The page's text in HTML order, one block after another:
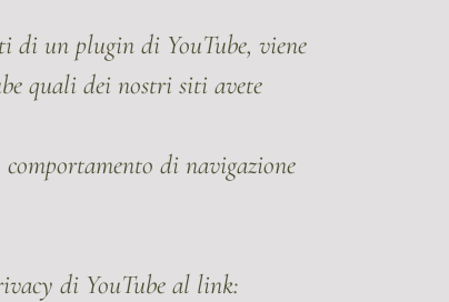
di un plugin di YouTube, viene
quali dei nostri siti avete
di navigazione
di YouTube al link: